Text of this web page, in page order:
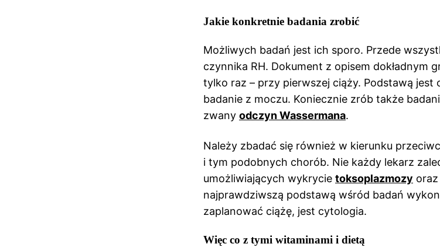
Jakie konkretnie badania zrobić
Możliwych badań jest ich sporo. Przede
czynnika RH. Dokument z opisem dokładnym
tylko raz – przy pierwszej ciąży. Podstawą jest
badanie z moczu. Koniecznie zrób także
zwany odczyn Wassermana.
Należy zbadać się również w kierunku
i tym podobnych chorób. Nie każdy lekarz
umożliwiających wykrycie toksoplazmozy oraz
najprawdziwszą podstawą wśród badań
zaplanować ciążę, jest cytologia.
Więc co z tymi witaminami i dietą